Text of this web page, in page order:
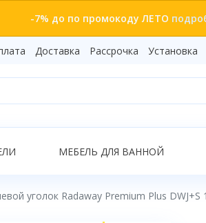
-7% до по промокоду ЛЕТО
Доставка Рассрочка Установка
Показать все
МЕБЕЛЬ ДЛЯ ВАННОЙ
уголок Radaway Premium Plus DWJ+S